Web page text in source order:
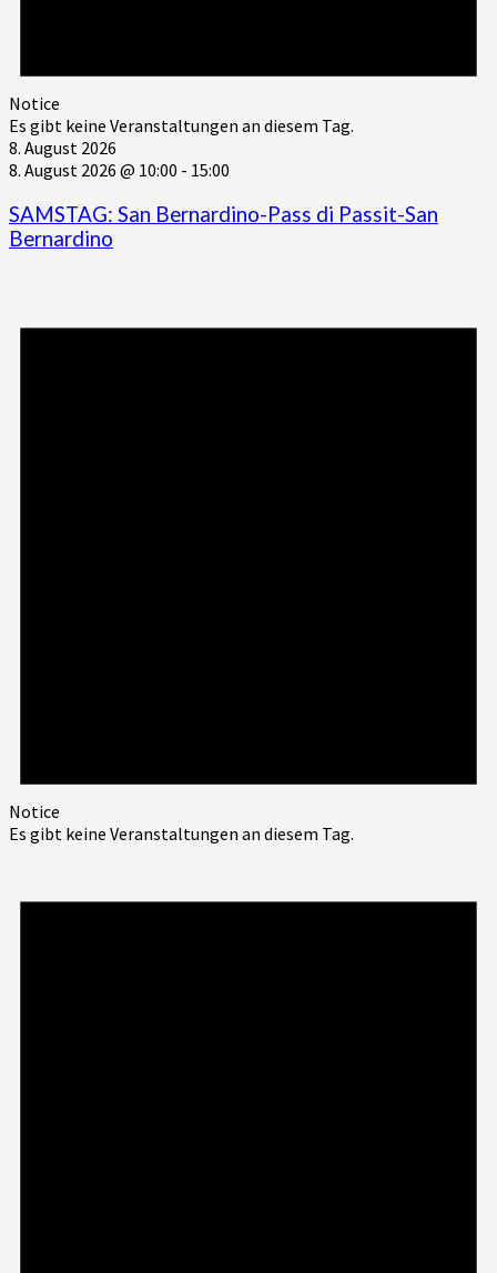
Notice
Es gibt keine Veranstaltungen an diesem Tag.
8. August 2026
8. August 2026 @ 10:00 - 15:00
SAMSTAG: San Bernardino-Pass di Passit-San
Bernardino
Notice
Es gibt keine Veranstaltungen an diesem Tag.